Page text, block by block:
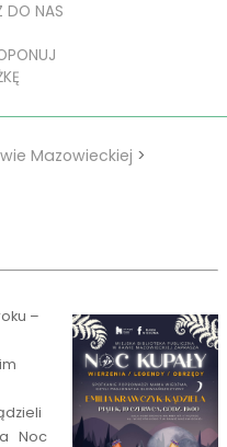
DO NAS
Mazowieckiej >
–
Noc